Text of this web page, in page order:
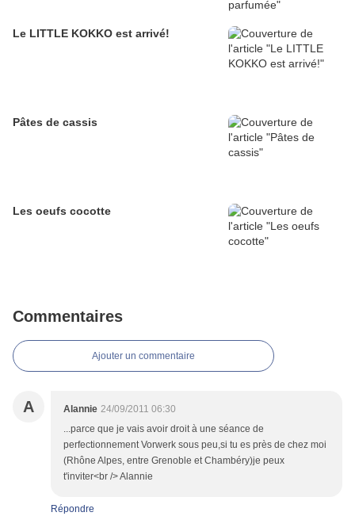
Le LITTLE KOKKO est arrivé!
Pâtes de cassis
Les oeufs cocotte
Commentaires
Ajouter un commentaire
A Alannie 24/09/2011 06:30
...parce que je vais avoir droit à une séance de
perfectionnement Vorwerk sous peu,si tu es près de chez moi
(Rhône Alpes, entre Grenoble et Chambéry)je peux
t'inviter<br /> Alannie
Répondre